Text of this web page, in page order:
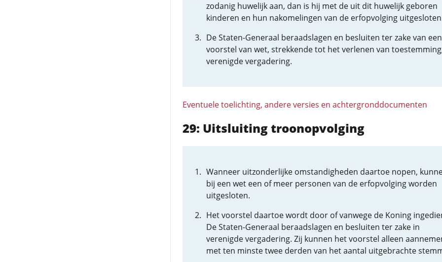
zodanig huwelijk aan, dan is hij met de uit dit huwelijk geboren
kinderen en hun nakomelingen van de erfopvolging
De Staten-Generaal beraadslagen en besluiten ter zake van een
voorstel van wet, strekkende tot het verlenen van
verenigde vergadering.
Eventuele toelichting, andere versies en achtergronddocumenten
29: Uitsluiting troonopvolging
Wanneer uitzonderlijke omstandigheden daartoe nopen,
bij een wet een of meer personen van de erfopvolging worden
uitgesloten.
Het voorstel daartoe wordt door of vanwege de Koning
De Staten-Generaal beraadslagen en besluiten ter zake in
verenigde vergadering. Zij kunnen het voorstel alleen
met ten minste twee derden van het aantal uitgebrachte